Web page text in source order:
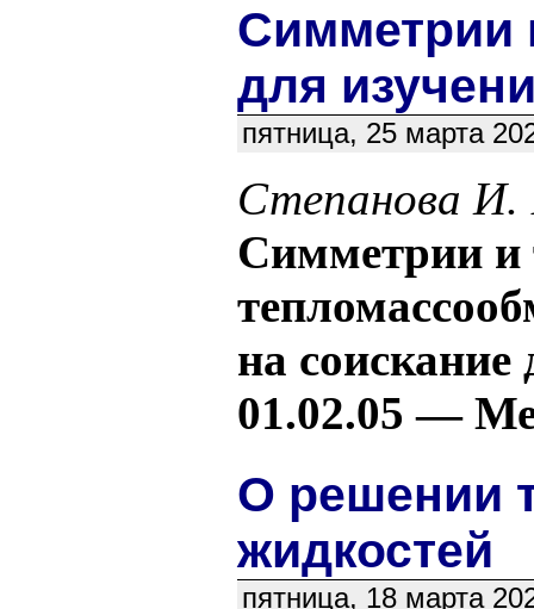
Симметрии
для
пятница, 25 марта
Степанова
Симметрии и
на
01.02.05 —
О решении
жидкостей
пятница, 18 марта